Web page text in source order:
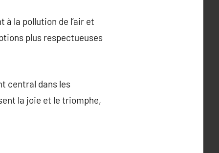
la pollution de l’air et
plus respectueuses
central dans les
la joie et le triomphe,